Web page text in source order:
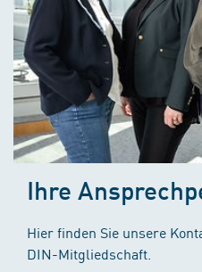
Ihre
Hier finden Sie unsere
DIN-Mitgliedschaft.